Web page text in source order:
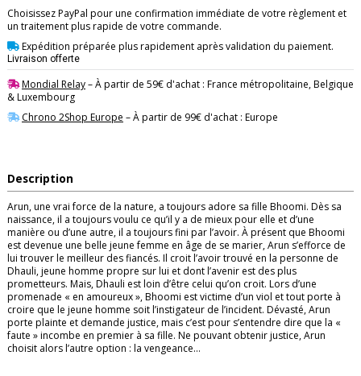
Choisissez PayPal pour une confirmation immédiate de votre règlement et
un traitement plus rapide de votre commande.
Expédition préparée plus rapidement après validation du paiement.
Livraison offerte
Mondial Relay– À partir de 59€ d'achat : France métropolitaine, Belgique
& Luxembourg
Chrono 2Shop Europe – À partir de 99€ d'achat : Europe
Description
Arun, une vrai force de la nature, a toujours adore sa fille Bhoomi. Dès sa
naissance, il a toujours voulu ce qu’il y a de mieux pour elle et d’une
manière ou d’une autre, il a toujours fini par l’avoir. À présent que Bhoomi
est devenue une belle jeune femme en âge de se marier, Arun s’efforce de
lui trouver le meilleur des fiancés. Il croit l’avoir trouvé en la personne de
Dhauli, jeune homme propre sur lui et dont l’avenir est des plus
prometteurs. Mais, Dhauli est loin d’être celui qu’on croit. Lors d’une
promenade « en amoureux », Bhoomi est victime d’un viol et tout porte à
croire que le jeune homme soit l’instigateur de l’incident. Dévasté, Arun
porte plainte et demande justice, mais c’est pour s’entendre dire que la «
faute » incombe en premier à sa fille. Ne pouvant obtenir justice, Arun
choisit alors l’autre option : la vengeance…